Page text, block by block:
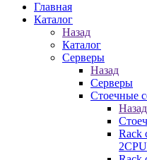
Главная
Каталог
Назад
Каталог
Серверы
Назад
Серверы
Стоечные
Назад
Rack
2CPU